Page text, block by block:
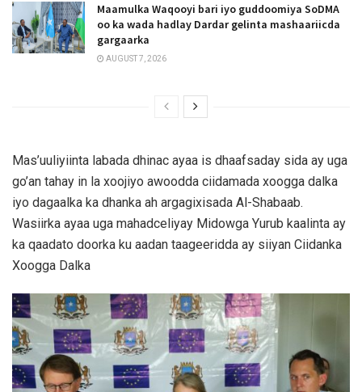
Maamulka Waqooyi bari iyo guddoomiya SoDMA
oo ka wada hadlay Dardar gelinta mashaariicda
gargaarka
AUGUST 7, 2026
Mas’uuliyiinta labada dhinac ayaa is dhaafsaday sida ay uga
go’an tahay in la xoojiyo awoodda ciidamada xoogga dalka
iyo dagaalka ka dhanka ah argagixisada Al-Shabaab.
Wasiirka ayaa uga mahadceliyay Midowga Yurub kaalinta ay
ka qaadato doorka ku aadan taageeridda ay siiyan Ciidanka
Xoogga Dalka